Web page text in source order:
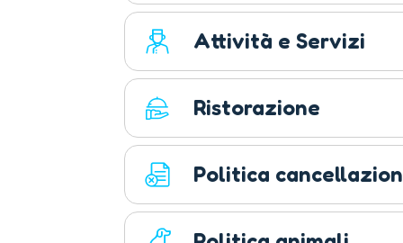
Attività e Servizi
Ristorazione
Politica